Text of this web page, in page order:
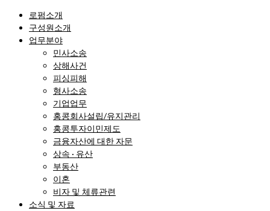
로펌소개
구성원소개
업무분야
민사소송
상해사건
피싱피해
형사소송
기업업무
홍콩회사설립/유지관리
홍콩투자이민제도
금융자산에 대한 자문
상속 · 유산
부동산
이혼
비자 및 체류관련
소식 및 자료